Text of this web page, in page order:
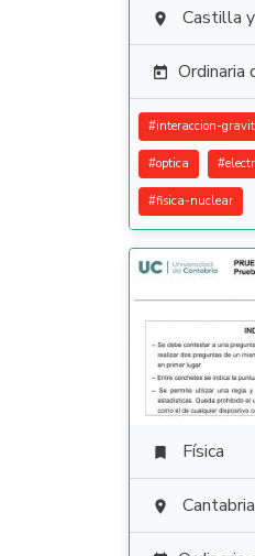
 Castilla
 Ordinaria
#interaccion-
#optica #
#fisica-nuclear
 Física
 Cantabria